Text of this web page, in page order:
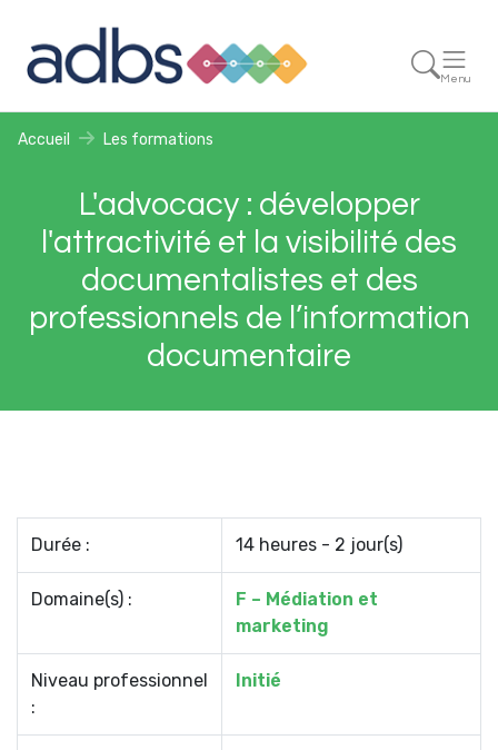
Menu
Accueil Les formations
L'advocacy : développer
l'attractivité et la visibilité des
documentalistes et des
professionnels de l’information
documentaire
Durée : 14 heures - 2 jour(s)
Domaine(s) :
F – Médiation et
marketing
Niveau professionnel
:
Initié